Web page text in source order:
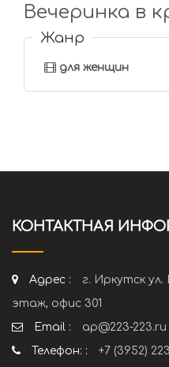
Вечеринка в
Жанр
для женщин
КОНТАКТНАЯ
Адрес :
г. Иркутск
этаж, офис 301
Email :
ap@223-223.ru
Телефон: :
+7 (3952)